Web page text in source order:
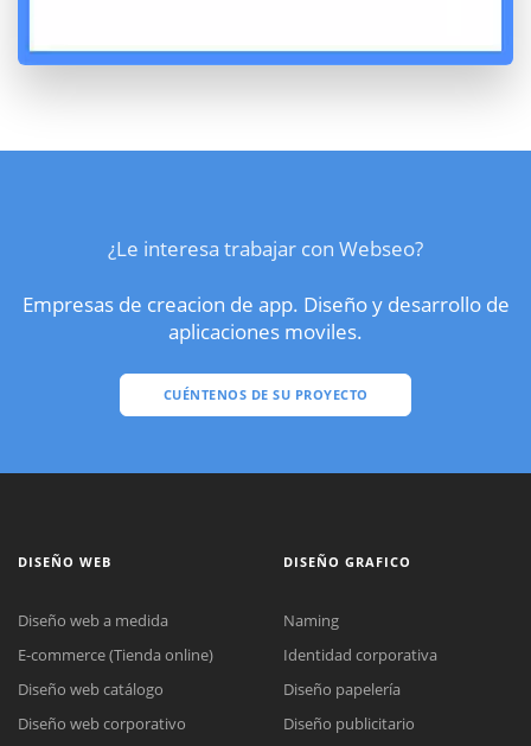
¿Le interesa trabajar con Webseo?
Empresas de creacion de app. Diseño y desarrollo de
aplicaciones moviles.
CUÉNTENOS DE SU PROYECTO
DISEÑO WEB
Diseño web a medida
E-commerce (Tienda online)
Diseño web catálogo
Diseño web corporativo
DISEÑO GRAFICO
Naming
Identidad corporativa
Diseño papelería
Diseño publicitario